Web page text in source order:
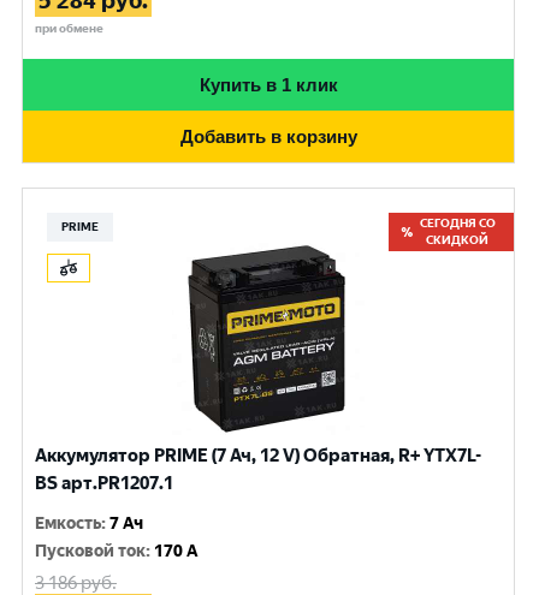
при обмене
Купить в 1 клик
Добавить в корзину
PRIME
СЕГОДНЯ СО
СКИДКОЙ
Аккумулятор PRIME (7 Ач, 12 V) Обратная, R+ YTX7L-
BS арт.PR1207.1
Емкость:7 Ач
Пусковой ток: 170 A
3 186руб.